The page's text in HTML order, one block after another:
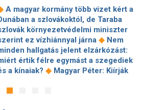
◆Egyre inkább az
választják a főváros
akik százmilliónál többért
lakást◆Robbanószereket
Budapesten, péntek hajnalban
helyszínt is lezárnak◆Calcio:
Michelangelo zsírkrétával
a továbbjutást: egy harmadik perces
kötött szerződéseket a HM cége a
Eventtel, a miniszter
feljelentést tett
◆Orbán Anita
megkérte a szlovák kormányt, hogy
segítse a magyar vízellátást ◆ Forró
augusztus: gátja lehet az uniós
hazahozatalának az
Alkotmánybíróság?◆ Török Gábor: Ez
Magyar Péter vizsgahete
A magyar kormány több vizet kért a
a szlovákoktól, de Taraba
környezetvédelmi miniszter
ez vízhiánnyal járna ◆ Nem
hallgatás jelent elzárkózást:
értik félre egymást a szegediek
a kínaiak? ◆ Magyar Péter: Kiírják